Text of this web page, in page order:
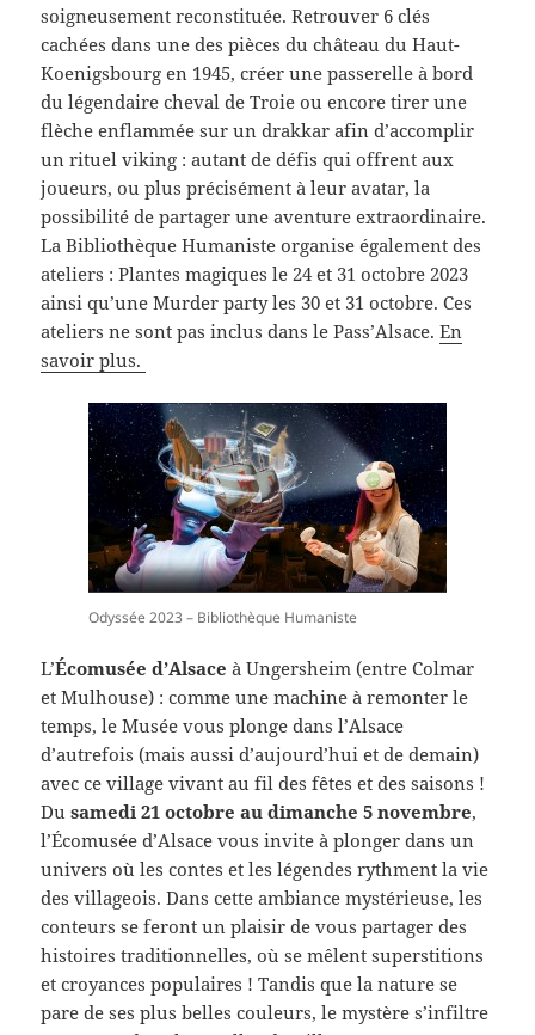
soigneusement reconstituée. Retrouver 6 clés
cachées dans une des pièces du château du Haut-
Koenigsbourg en 1945, créer une passerelle à bord
du légendaire cheval de Troie ou encore tirer une
flèche enflammée sur un drakkar afin d’accomplir
un rituel viking : autant de défis qui offrent aux
joueurs, ou plus précisément à leur avatar, la
possibilité de partager une aventure extraordinaire.
La Bibliothèque Humaniste organise également des
ateliers : Plantes magiques le 24 et 31 octobre 2023
ainsi qu’une Murder party les 30 et 31 octobre. Ces
ateliers ne sont pas inclus dans le Pass’Alsace.En
savoir plus.
Odyssée 2023 – Bibliothèque Humaniste
L’Écomusée d’Alsace à Ungersheim (entre Colmar
et Mulhouse) : comme une machine à remonter le
temps, le Musée vous plonge dans l’Alsace
d’autrefois (mais aussi d’aujourd’hui et de demain)
avec ce village vivant au fil des fêtes et des saisons !
Dusamedi 21 octobre au dimanche 5 novembre,
l’Écomusée d’Alsace vous invite à plonger dans un
univers où les contes et les légendes rythment la vie
des villageois. Dans cette ambiance mystérieuse, les
conteurs se feront un plaisir de vous partager des
histoires traditionnelles, où se mêlent superstitions
et croyances populaires ! Tandis que la nature se
pare de ses plus belles couleurs, le mystère s’infiltre